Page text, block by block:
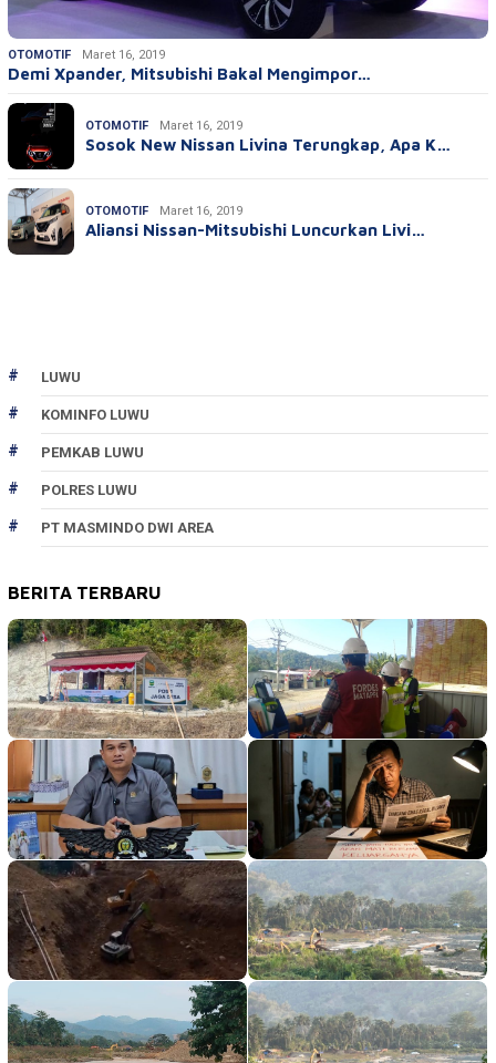
OTOMOTIF Maret 16, 2019
Demi Xpander, Mitsubishi Bakal Mengimpor…
OTOMOTIF Maret 16, 2019
Sosok New Nissan Livina Terungkap, Apa K…
OTOMOTIF Maret 16, 2019
Aliansi Nissan-Mitsubishi Luncurkan Livi…
LUWU
KOMINFO LUWU
PEMKAB LUWU
POLRES LUWU
PT MASMINDO DWI AREA
BERITA TERBARU